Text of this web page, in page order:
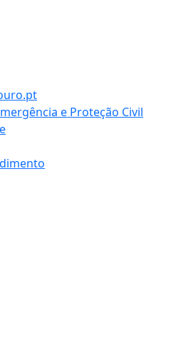
e Proteção Civil